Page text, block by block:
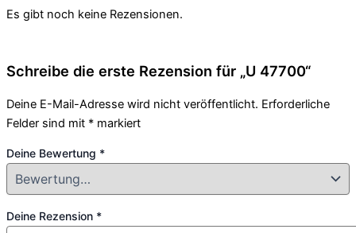
Es gibt noch keine Rezensionen.
Schreibe die erste Rezension für „U 47700“
Deine E-Mail-Adresse wird nicht veröffentlicht. Erforderliche
Felder sind mit * markiert
Deine Bewertung *
Deine Rezension *